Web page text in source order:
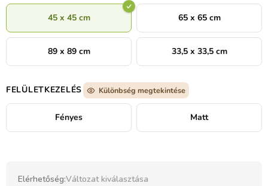
45 x 45 cm 65 x 65 cm
89 x 89 cm 33,5 x 33,5 cm
FELÜLETKEZELÉS Különbség megtekintése
Fényes Matt
Elérhetőség:Változat kiválasztása